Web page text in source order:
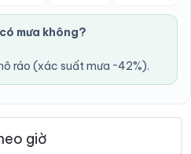
mưa không?
ráo (xác suất mưa ~42%).
giờ